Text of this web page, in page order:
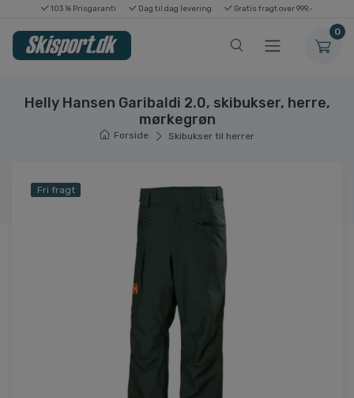
103 % Prisgaranti Dag til dag levering Gratis fragt over 999,-
0
Helly Hansen Garibaldi 2.0, skibukser, herre,
mørkegrøn
Forside Skibukser til herrer
Fri fragt